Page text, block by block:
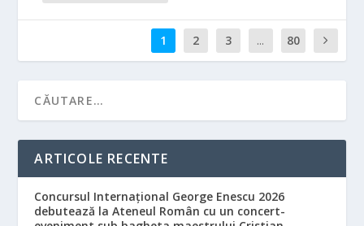
1 2 3 ... 80
ARTICOLE RECENTE
Concursul Internațional George Enescu 2026
debutează la Ateneul Român cu un concert-